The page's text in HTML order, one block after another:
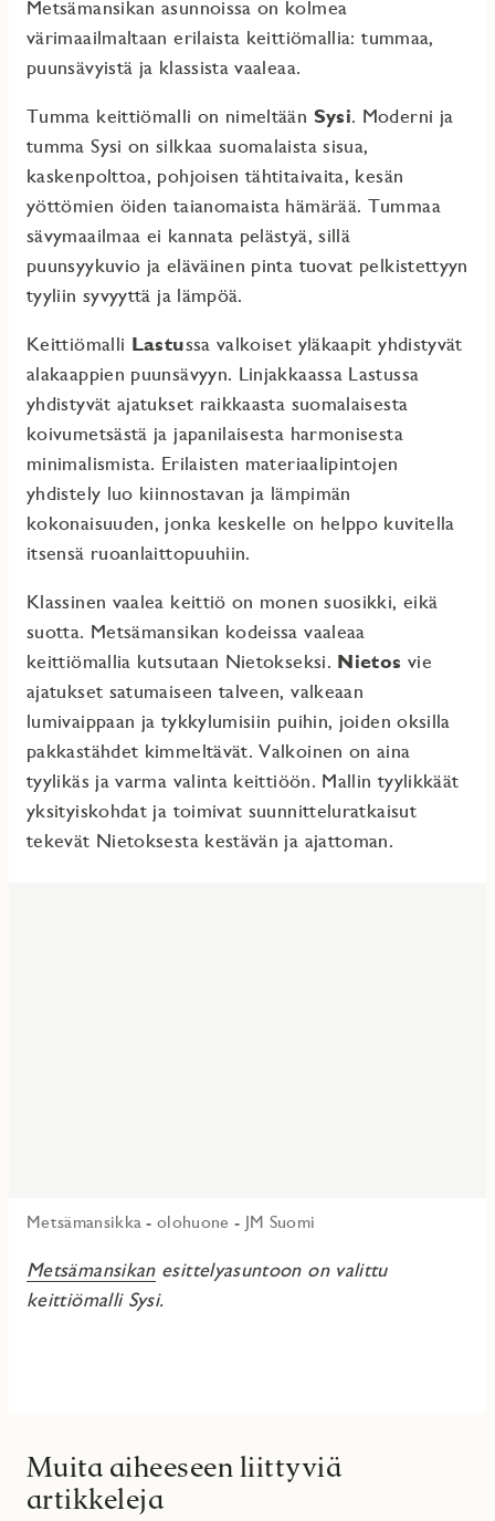
Metsämansikan asunnoissa on kolmea
värimaailmaltaan erilaista keittiömallia: tummaa,
puunsävyistä ja klassista vaaleaa.
Tumma keittiömalli on nimeltään Sysi. Moderni ja
tumma Sysi on silkkaa suomalaista sisua,
kaskenpolttoa, pohjoisen tähtitaivaita, kesän
yöttömien öiden taianomaista hämärää. Tummaa
sävymaailmaa ei kannata pelästyä, sillä
puunsyykuvio ja eläväinen pinta tuovat pelkistettyyn
tyyliin syvyyttä ja lämpöä.
Keittiömalli Lastussa valkoiset yläkaapit yhdistyvät
alakaappien puunsävyyn. Linjakkaassa Lastussa
yhdistyvät ajatukset raikkaasta suomalaisesta
koivumetsästä ja japanilaisesta harmonisesta
minimalismista. Erilaisten materiaalipintojen
yhdistely luo kiinnostavan ja lämpimän
kokonaisuuden, jonka keskelle on helppo kuvitella
itsensä ruoanlaittopuuhiin.
Klassinen vaalea keittiö on monen suosikki, eikä
suotta. Metsämansikan kodeissa vaaleaa
keittiömallia kutsutaan Nietokseksi. Nietos vie
ajatukset satumaiseen talveen, valkeaan
lumivaippaan ja tykkylumisiin puihin, joiden oksilla
pakkastähdet kimmeltävät. Valkoinen on aina
tyylikäs ja varma valinta keittiöön. Mallin tyylikkäät
yksityiskohdat ja toimivat suunnitteluratkaisut
tekevät Nietoksesta kestävän ja ajattoman.
Metsämansikka - olohuone - JM Suomi
Metsämansikanesittelyasuntoon on valittu
keittiömalli Sysi.
Muita aiheeseen liittyviä
artikkeleja